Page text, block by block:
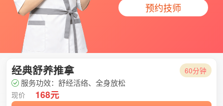
预约技师
经典舒养推拿 60分钟
服务功效：舒经活络、全身放松
现价 168元